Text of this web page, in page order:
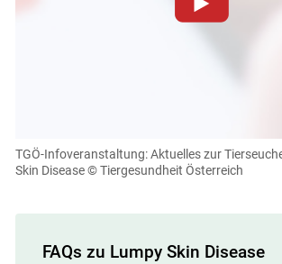
einsehen und korrigieren
Akzeptieren
Cookies Einstellungen
TGÖ-Infoveranstaltung: Aktuelles zur
Skin Disease © Tiergesundheit Österreich
FAQs zu Lumpy Skin Disease